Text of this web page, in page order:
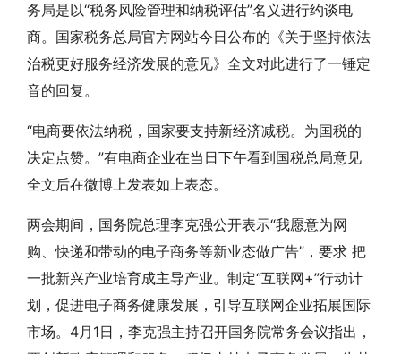
务局是以“税务风险管理和纳税评估”名义进行约谈电
商。国家税务总局官方网站今日公布的《关于坚持依法
治税更好服务经济发展的意见》全文对此进行了一锤定
音的回复。
“电商要依法纳税，国家要支持新经济减税。为国税的
决定点赞。”有电商企业在当日下午看到国税总局意见
全文后在微博上发表如上表态。
两会期间，国务院总理李克强公开表示“我愿意为网
购、快递和带动的电子商务等新业态做广告”，要求 把
一批新兴产业培育成主导产业。制定“互联网+”行动计
划，促进电子商务健康发展，引导互联网企业拓展国际
市场。4月1日，李克强主持召开国务院常务会议指出，